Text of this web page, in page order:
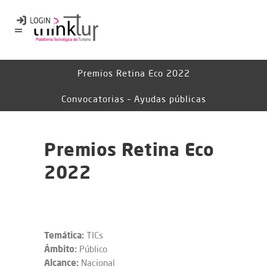
Premios Retina Eco 2022
Convocatorias – Ayudas públicas
Premios Retina Eco
2022
Temática: TICs
Ámbito: Público
Alcance: Nacional